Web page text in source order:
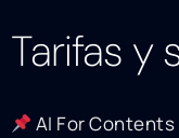
Tarifas y
AI For